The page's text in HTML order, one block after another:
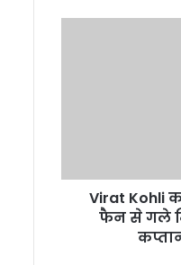
से
Virat Kohli
फैन से गले